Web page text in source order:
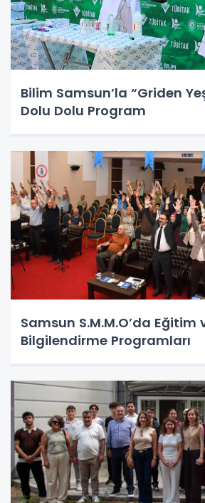
Bilim Samsun’la “Griden
Dolu Dolu Program
Samsun S.M.M.O’da Eğitim
Bilgilendirme Programları